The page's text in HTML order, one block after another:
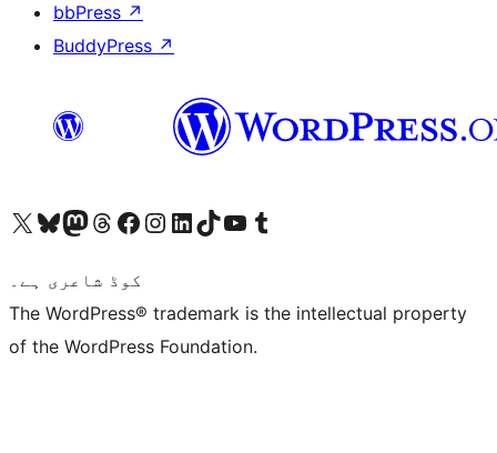
bbPress ↗
BuddyPress ↗
Visit our X (formerly Twitter) account
ہمارے بلیواسکائی اکاؤنٹ پر جائیں
Visit our Mastodon account
ہمارے ٹھریڈز اکاؤنٹ پر جائیں
Visit our Facebook page
Visit our Instagram account
Visit our LinkedIn account
ہمارے ٹک ٹاک اکاؤنٹ پر جائیں
Visit our YouTube channel
ہمارے ٹمبلر اکاؤنٹ پر جائیں
کوڈ شاعری ہے۔
The WordPress® trademark is the intellectual property
of the WordPress Foundation.